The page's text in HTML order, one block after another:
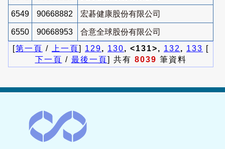
6549 90668882 宏碁健康股份有限公司
6550 90668953
合意全球股份有限公司
[第一頁 / 上一頁] 129, 130, <131>, 132 , 133 [
下一頁 / 最後一頁] 共有 8039 筆資料